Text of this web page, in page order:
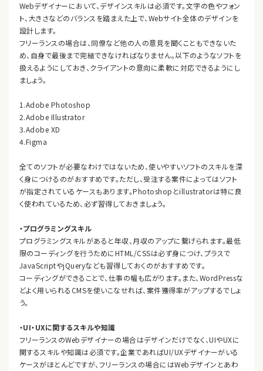
Webデザイナーにおいて、デザインスキルは必須です。文字の色やフォン
ト、大きさなどのバランスを踏まえた上で、Webサイト全体のデザインを
設計します。
フリーランスの場合は、同僚など他の人の意見を聞くこともできないた
め、自身で最後まで完結できなければなりません。以下のようなソフトを
扱えるようにしておき、クライアントの意向に柔軟に対応できるようにし
ましょう。
1.Adobe Photoshop
2.Adobe Illustrator
3.Adobe XD
4.Figma
全てのソフトが必要なわけではないため、使いやすいソフトのスキルを深
く身につけるのがおすすめです。ただし、受注する案件によってはソフト
が指定されているケースもあります。Photoshopとillustratorは特に良
く使われているため、必ず習得しておきましょう。
・プログラミングスキル
プログラミングスキルがあると年収、月収のアップに繋げられます。最低
限のコーディングを行うためにHTML/CSSは必ず身につけ、プラスで
JavaScriptやjQueryなども習得しておくのがおすすめです。
コーディングができることで、仕事の幅も広がります。また、WordPressな
どよく用いられるCMSを使いこなせれば、案件獲得率がアップするでしょ
う。
・UI・UXに関するスキルや知識
フリーランスのWebデザイナーの場合はデザインだけでなく、UIやUXに
関するスキルや知識は必須です。企業であればUI/UXデザイナーがいる
ケースがほとんどですが、フリーランスの場合にはWebデザインとあわ